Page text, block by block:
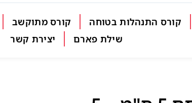
קורס התנהלות בטוחה קורס מתוקשב
שילת פארם
יצירת קשר